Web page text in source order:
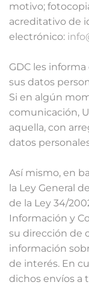
motivo;
acreditativo de
electrónico:
GDC les
sus datos
Si en algún
comunicación,
aquella, con
datos
Así mismo, en
la Ley General
de la Ley 34/
Información y
su dirección de
información
de interés. En
dichos envíos a